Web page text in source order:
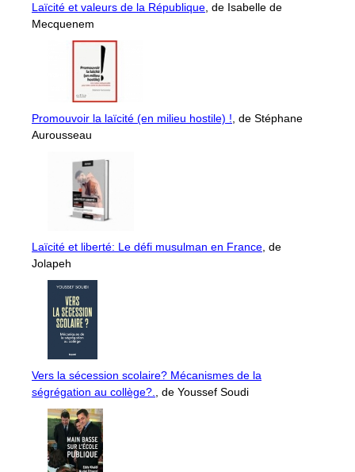
Laïcité et valeurs de la République , de Isabelle de
Mecquenem
Promouvoir la laïcité (en milieu hostile) ! , de Stéphane
Aurousseau
Laïcité et liberté: Le défi musulman en France , de
Jolapeh
Vers la sécession scolaire? Mécanismes de la
ségrégation au collège?.
, de Youssef Soudi